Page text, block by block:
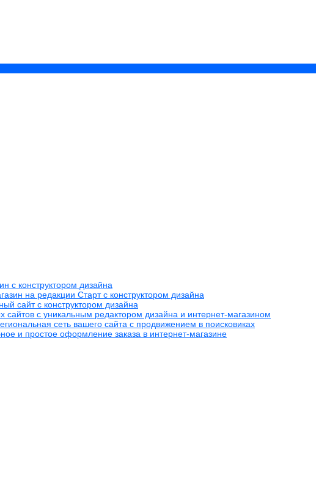
с конструктором дизайна
на редакции Старт с конструктором дизайна
сайт с конструктором дизайна
сайтов с уникальным редактором дизайна и интернет-магазином
сеть вашего сайта с продвижением в поисковиках
и простое оформление заказа в интернет-магазине